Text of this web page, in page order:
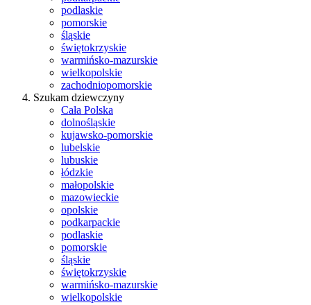
podlaskie
pomorskie
śląskie
świętokrzyskie
warmińsko-mazurskie
wielkopolskie
zachodniopomorskie
Szukam dziewczyny
Cała Polska
dolnośląskie
kujawsko-pomorskie
lubelskie
lubuskie
łódzkie
małopolskie
mazowieckie
opolskie
podkarpackie
podlaskie
pomorskie
śląskie
świętokrzyskie
warmińsko-mazurskie
wielkopolskie